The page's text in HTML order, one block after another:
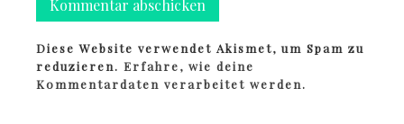
Diese Website verwendet Akismet, um Spam zu
reduzieren.Erfahre, wie deine
Kommentardaten verarbeitet werden.